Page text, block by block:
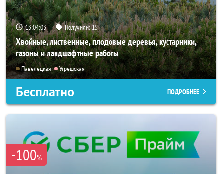
13:04:01 Получили:15
Хвойные, лиственные, плодовые деревья, кустарники,
газоны и ландшафтные работы
Павелецкая Угрешская
Бесплатно ПОДРОБНЕЕ
-100%